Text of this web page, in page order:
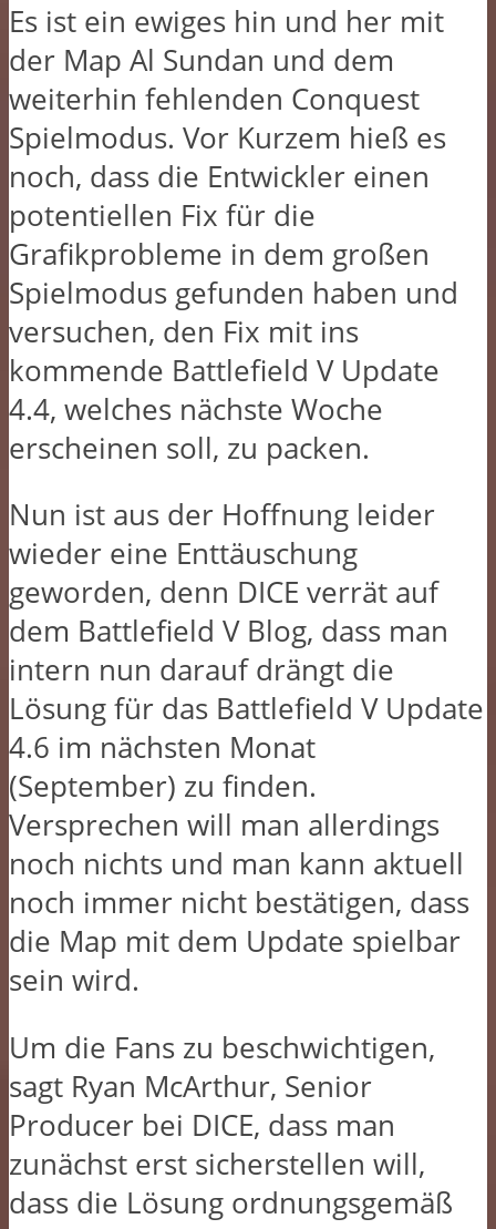
Es ist ein ewiges hin und her mit
der Map Al Sundan und dem
weiterhin fehlenden Conquest
Spielmodus. Vor Kurzem hieß es
noch, dass die Entwickler einen
potentiellen Fix für die
Grafikprobleme in dem großen
Spielmodus gefunden haben und
versuchen, den Fix mit ins
kommende Battlefield V Update
4.4, welches nächste Woche
erscheinen soll, zu packen.
Nun ist aus der Hoffnung leider
wieder eine Enttäuschung
geworden, denn DICE verrät auf
dem Battlefield V Blog, dass man
intern nun darauf drängt die
Lösung für das Battlefield V Update
4.6 im nächsten Monat
(September) zu finden.
Versprechen will man allerdings
noch nichts und man kann aktuell
noch immer nicht bestätigen, dass
die Map mit dem Update spielbar
sein wird.
Um die Fans zu beschwichtigen,
sagt Ryan McArthur, Senior
Producer bei DICE, dass man
zunächst erst sicherstellen will,
dass die Lösung ordnungsgemäß